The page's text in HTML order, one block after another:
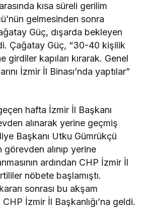
kısa süreli gerilim
gelmesinden sonra
Güç, dışarda bekleyen
Çağatay Güç, “30-40 kişilik
girdiler kapıları kırarak. Genel
İzmir İl Binası’nda yaptılar”
hafta İzmir İl Başkanı
alınarak yerine geçmiş
Başkanı Utku Gümrükçü
görevden alınıp yerine
ardından CHP İzmir İl
nöbete başlamıştı.
sonrası bu akşam
İzmir İl Başkanlığı’na geldi.